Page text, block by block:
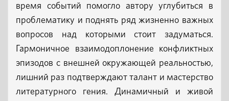
время событий помогло автору углубиться в
проблематику и поднять ряд жизненно важных
вопросов над которыми стоит задуматься.
Гармоничное взаимодоплонение конфликтных
эпизодов с внешней окружающей реальностью,
лишний раз подтверждают талант и мастерство
литературного гения. Динамичный и живой